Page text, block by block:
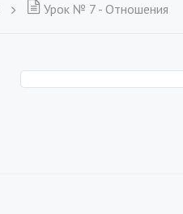
Урок № 7 - Отношения